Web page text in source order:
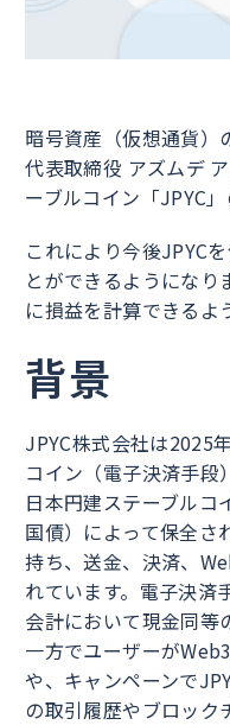
暗号資産（仮想通貨）
代表取締役 アズムデ
ーブルコイン「JPYC
これにより今後JPYC
とができるようになり
に損益を計算できるよ
背景
JPYC株式会社は2025
コイン（電子決済手段
日本円建ステーブルコ
国債）によって保全さ
持ち、送金、決済、
れています。電子決済
会計において現金同等
一方でユーザーが
や、キャンペーンで
の取引履歴やブロック